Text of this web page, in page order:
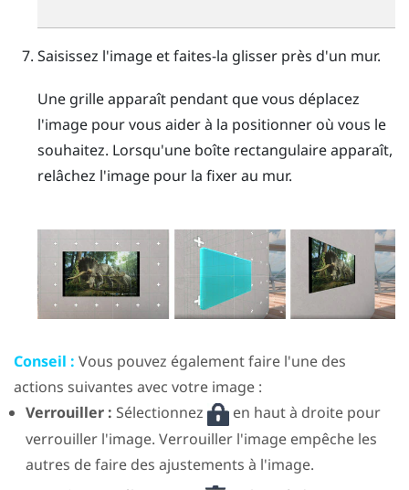
Saisissez l'image et faites-la glisser près d'un mur.
Une grille apparaît pendant que vous déplacez
l'image pour vous aider à la positionner où vous le
souhaitez. Lorsqu'une boîte rectangulaire apparaît,
relâchez l'image pour la fixer au mur.
Conseil : Vous pouvez également faire l'une des
actions suivantes avec votre image :
Verrouiller : Sélectionnez
en haut à droite pour
verrouiller l'image. Verrouiller l'image empêche les
autres de faire des ajustements à l'image.